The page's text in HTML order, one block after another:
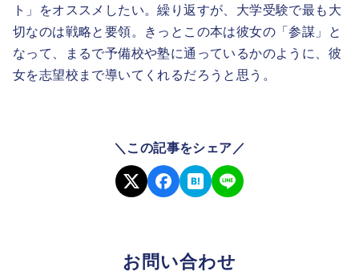
ト」をオススメしたい。繰り返すが、大学受験で最も大
切なのは戦略と要領。きっとこの本は彼女の「参謀」と
なって、まるで予備校や塾に通っているかのように、彼
女を志望校まで導いてくれるだろうと思う。
＼この記事をシェア／
お問い合わせ